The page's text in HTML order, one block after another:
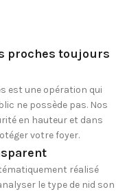
proches toujours
est une opération qui
ne possède pas. Nos
en hauteur et dans
votre foyer.
réalisé
le type de nid son